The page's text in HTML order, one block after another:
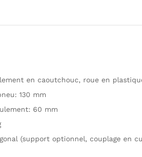
en caoutchouc, roue en
130 mm
60 mm
(support optionnel, couplage en